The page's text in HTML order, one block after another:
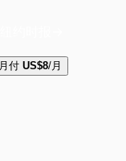
月付 US$8/月